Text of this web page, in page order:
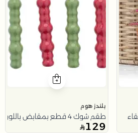
بلندز هوم
طقم شوك 4 قطع بمقابض باللون الاحمر والاخضر من نقاء
129